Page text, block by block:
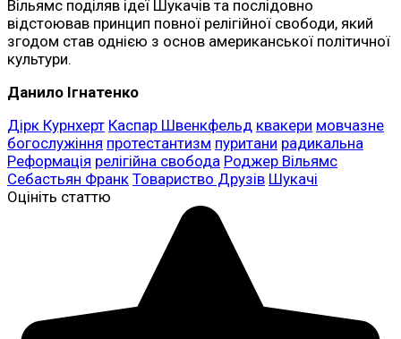
Вільямс поділяв ідеї Шукачів та послідовно
відстоював принцип повної релігійної свободи, який
згодом став однією з основ американської політичної
культури.
Данило Ігнатенко
Дірк Курнхерт Каспар Швенкфельд квакери мовчазне
богослужіння протестантизм пуритани радикальна
Реформація релігійна свобода Роджер Вільямс
Себастьян Франк Товариство Друзів Шукачі
Оцініть статтю